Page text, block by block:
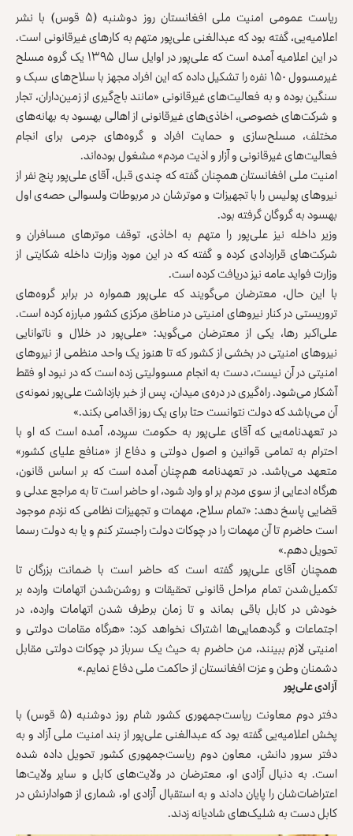
ریاست عمومی امنیت ملی افغانستان روز دوشنبه (۵ قوس) با نشر
اعلامیه‌یی، گفته بود که عبدالغنی علی‌پور متهم به کارهای غیرقانونی است.
در این اعلامیه آمده است که علی‌پور در اوایل سال ۱۳۹۵ یک گروه مسلح
غیرمسوول ۱۵۰ نفره را تشکیل داده که این افراد مجهز با سلاح‌های سبک و
سنگین بوده‌ و به فعالیت‌های غیرقانونی «مانند باج‌گیری از زمین‌داران، تجار
و شرکت‌های خصوصی، اخاذی‌های غیرقانونی از اهالی بهسود به بهانه‌های
مختلف، مسلح‌سازی و حمایت افراد و گروه‌های جرمی برای انجام
فعالیت‌های غیرقانونی و آزار و اذیت مردم» مشغول بوده‌اند.
امنیت ملی افغانستان همچنان گفته که چندی قبل، آقای علی‌پور پنج نفر از
نیروهای پولیس را با تجهیزات و موتر‌شان در مربوطات ولسوالی حصه‌ی اول
بهسود به گروگان گرفته بود.
وزیر داخله نیز علی‌پور را متهم به اخاذی، توقف موترهای مسافران و
شرکت‌های قراردادی کرده و گفته که در این مورد وزارت داخله شکایتی از
وزارت فواید عامه نیز دریافت کرده است.
با این حال، معترضان می‌گویند که علی‌پور همواره در برابر گروه‌های
تروریستی در کنار نیروهای امنیتی در مناطق مرکزی کشور مبارزه کرده است.
علی‌اکبر رها، یکی از معترضان می‌گوید: «علی‌پور در خلال و ناتوانایی
نیروهای امنیتی در بخشی از کشور که تا هنوز یک واحد منظمی از نیروهای
امنیتی در آن نیست، دست به انجام مسوولیتی زده است که در نبود او فقط
آشکار می‌شود. راه‌گیری در دره‌ی میدان، پس از خبر بازداشت علی‌پور نمونه‌ی
آن می‌باشد که دولت نتوانست حتا برای یک روز اقدامی بکند.»
در تعهدنامه‌یی که آقای علی‌پور به حکومت سپرده، آمده است که او با
احترام به تمامی قوانین و اصول دولتی و دفاع از «منافع علیای کشور»
متعهد می‌باشد. در تعهد‌نامه هم‌چنان آمده است که بر اساس قانون،
هرگاه ادعایی از سوی مردم بر او وارد شود، او حاضر است تا به مراجع عدلی و
قضایی پاسخ دهد: «تمام سلاح، مهمات و تجهیزات نظامی که نزدم موجود
است حاضرم تا آن مهمات را در چوکات دولت راجستر کنم و یا به دولت رسما
تحویل دهم.»
همچنان آقای علی‌پور گفته است که حاضر است با ضمانت بزرگان تا
تکمیل‌شدن تمام مراحل قانونی تحقیقات و روشن‌شدن اتهامات وارده بر
خودش در کابل باقی بماند و تا زمان برطرف شدن اتهامات وارده، در
اجتماعات و گردهمایی‌ها اشتراک نخواهد کرد: «هرگاه مقامات دولتی و
امنیتی لازم ببینند، من حاضرم به حیث یک سرباز در چوکات دولتی مقابل
دشمنان وطن و عزت افغانستان از حاکمت ملی دفاع نمایم.»
آزادی علی‌پور
دفتر دوم معاونت ریاست‌جمهوری کشور شام روز دوشنبه (۵ قوس) با
پخش اعلامیه‌یی گفته بود که عبدالغنی علی‌پور از بند امنیت ملی آزاد و به
دفتر سرور دانش، معاون دوم ریاست‌جمهوری کشور تحویل داده شده
است. به دنبال آزادی او، معترضان در ولایت‌های کابل و سایر ولایت‌ها
اعتراضات‌شان را پایان دادند و به استقبال آزادی او، شماری از هوادارنش در
کابل دست به شلیک‌های شادیانه زدند.